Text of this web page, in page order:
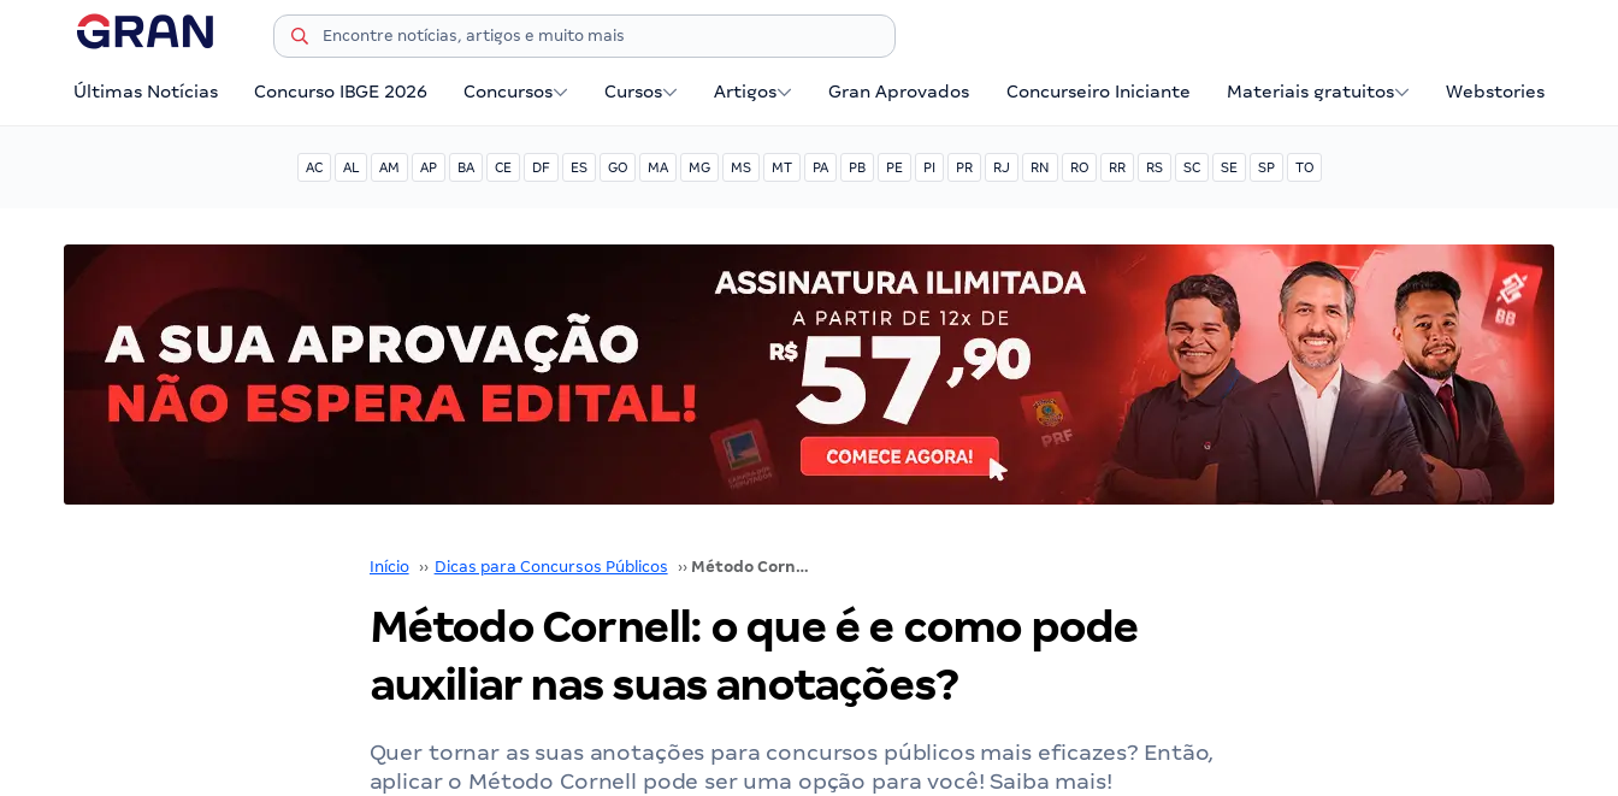
Últimas Notícias Concurso IBGE 2026 Concursos Cursos Artigos Gran Aprovados Concurseiro Iniciante Materiais gratuitos Webstories
AC AL AM AP BA CE DF ES GO MA MG MS MT PA PB PE PI PR RJ RN RO RR RS SC SE SP TO
Início ›› Dicas para Concursos Públicos ›› Método Cornell: o que é e como pode auxiliar nas suas anotações?
Método Cornell: o que é e como pode
auxiliar nas suas anotações?
Quer tornar as suas anotações para concursos públicos mais eficazes? Então,
aplicar o Método Cornell pode ser uma opção para você! Saiba mais!